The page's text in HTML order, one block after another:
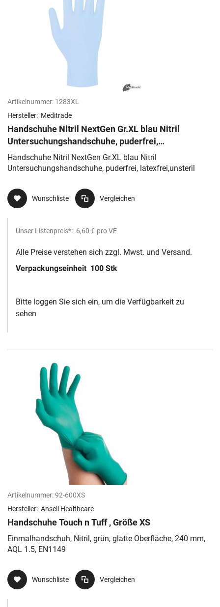
Artikelnummer: 1283XL
Hersteller: Meditrade
Handschuhe Nitril NextGen Gr.XL blau Nitril
Untersuchungshandschuhe, puderfrei,
latexfrei,unsteril
Handschuhe Nitril NextGen Gr.XL blau Nitril
Untersuchungshandschuhe, puderfrei, latexfrei,unsteril
Wunschliste Vergleichen
Unser Listenpreis*: 6,60 € pro VE
Alle Preise verstehen sich zzgl. Mwst. und Versand.
Verpackungseinheit 100 Stk
Bitte loggen Sie sich ein, um die Verfügbarkeit zu
sehen
Artikelnummer:92-600XS
Hersteller: Ansell Healthcare
Handschuhe Touch n Tuff , Größe XS
Einmalhandschuh, Nitril, grün, glatte Oberfläche, 240 mm,
AQL 1.5, EN1149
Wunschliste Vergleichen